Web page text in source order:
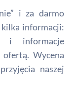
i za darmo
kilka informacji:
i informacje
Wycena
naszej